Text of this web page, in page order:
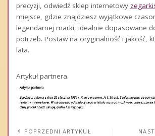
precyzji, odwiedź sklep internetowy
miejsce, gdzie znajdziesz wyjątkowe
legendarnej marki, idealnie dopasowane
potrzeb. Postaw na oryginalność i jakość,
lata.
Artykuł partnera.
POPRZEDNI ARTYKUŁ